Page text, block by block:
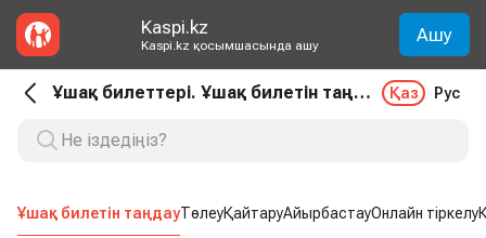
Kaspi.kz
Kaspi.kz қосымшасында ашу Ашу
Ұшақ билеттері. Ұшақ билетін таңдау Қаз Рус
Ұшақ билетін таңдауТөлеуҚайтаруАйырбастауОнлайн тіркелу